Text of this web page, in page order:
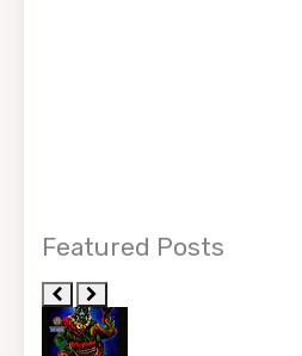
Featured Posts